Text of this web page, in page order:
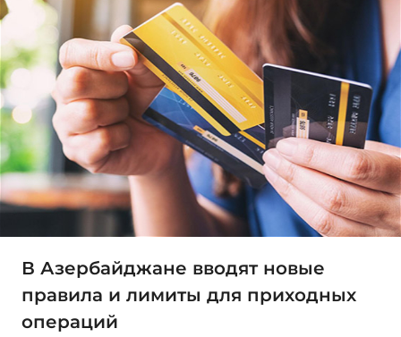
В Азербайджане вводят новые
правила и лимиты для приходных
операций